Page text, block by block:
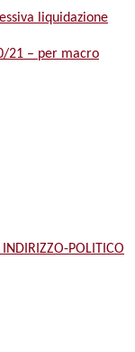
liquidazione
21 – per macro
POLITICO